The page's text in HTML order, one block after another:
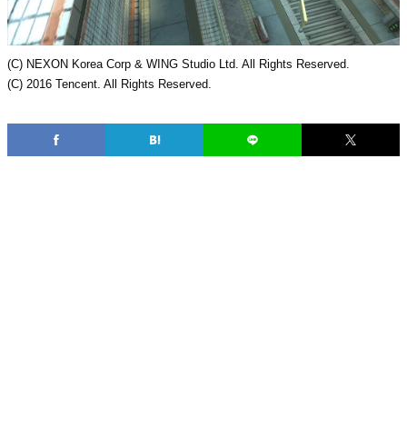
(C) NEXON Korea Corp & WING Studio Ltd. All Rights Reserved.
(C) 2016 Tencent. All Rights Reserved.